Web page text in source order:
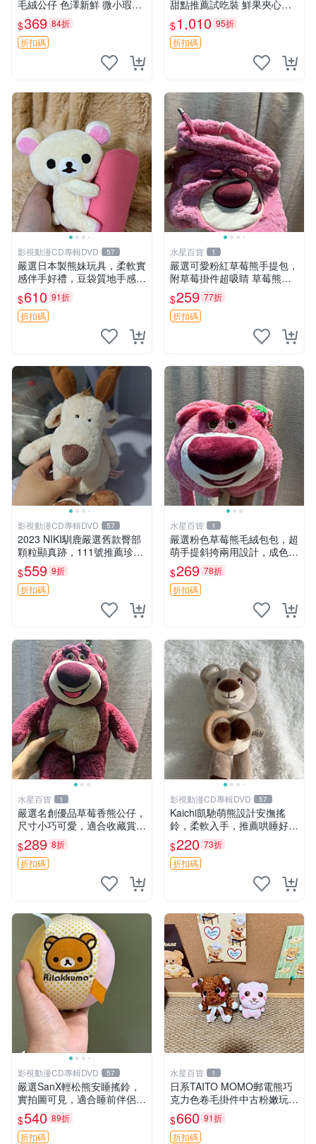
毛絨公仔 色澤新鮮 微小瑕疵
可收藏 中古 安撫熊 條紋公仔
$369 84折
折扣碼
甜點推薦試吃裝 鮮果夾心糖
果，甜蜜滋味享不停 薄荷草
莓 奶油心 60粒 mini小甜心糖
果，水果味夾心零食裝 心形
$1,010 95折
折扣碼
影視動漫CD專輯DVD 57
嚴選日本製熊妹玩具，柔軟實
感伴手好禮，豆袋質地手感
佳，抱枕小熊 recom 推薦 白
色豆袋 玩具
$610 91折
折扣碼
水星百貨 1
嚴選可愛粉紅草莓熊手提包，
附草莓掛件超吸睛 草莓熊手
提包 草莓掛件 可愛portunes
e
$259 77折
折扣碼
影視動漫CD專輯DVD 57
2023 NIKI馴鹿嚴選舊款臀部
顆粒顯真跡，111號推薦珍藏
品 馴鹿 舊款 尾巴顆粒
$559 9折
折扣碼
水星百貨 1
嚴選粉色草莓熊毛絨包包，超
萌手提斜挎兩用設計，成色上
佳容量大 粉紅草莓 毛絨包 超
大容量
$269 78折
折扣碼
水星百貨 1
嚴選名創優品草莓香熊公仔，
尺寸小巧可愛，適合收藏賞玩
30cm 玩具 公仔 草莓熊
$289 8折
折扣碼
影視動漫CD專輯DVD 57
Kaichi凱馳萌熊設計安撫搖
鈴，柔軟入手，推薦哄睡好選
擇 熊公仔 安撫玩具 喂食環
$220 73折
折扣碼
影視動漫CD專輯DVD 57
嚴選SanX輕松熊安睡搖鈴，
實拍圖可見，適合睡前伴侶，
Picks安撫好物 0325 懸吊 電
腦
$540 89折
折扣碼
水星百貨 1
日系TAITO MOMO郵電熊巧
克力色卷毛掛件中古粉嫩玩偶
微瑕推薦 postpet momo 郵
電熊 中古玩偶
$660 91折
折扣碼